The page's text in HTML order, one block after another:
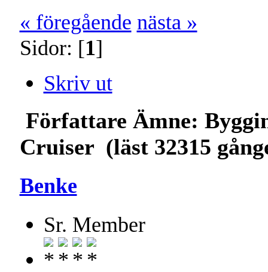
« föregående nästa »
Sidor: [1]
Skriv ut
Författare Ämne:
Cruiser (läst 32315
Benke
Sr. Member